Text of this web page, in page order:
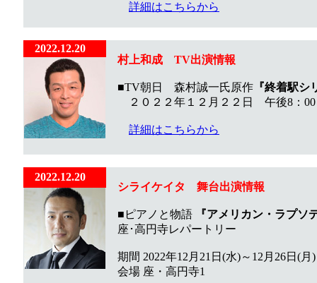
詳細はこちらから
2022.12.20
村上和成 TV出演情報
■TV朝日 森村誠一氏原作 『終着駅シ
２０２２年１２月２２日 午後8：00
詳細はこちらから
2022.12.20
シライケイタ 舞台出演情報
■ピアノと物語 『アメリカン・ラプソ
座･高円寺レパートリー
期間 2022年12月21日(水)～12月26日(月)
会場 座・高円寺1